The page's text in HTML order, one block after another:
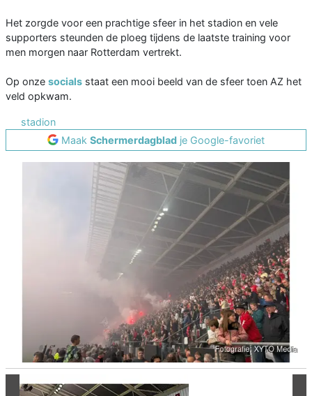
Het zorgde voor een prachtige sfeer in het stadion en vele
supporters steunden de ploeg tijdens de laatste training voor
men morgen naar Rotterdam vertrekt.
Op onze socials staat een mooi beeld van de sfeer toen AZ het
veld opkwam.
stadion
Maak Schermerdagblad je Google-favoriet